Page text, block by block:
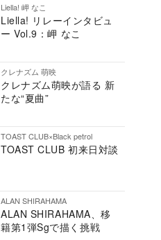
Liella! 岬 なこ
Liella! リレーインタビュ
ー Vol.9：岬 なこ
クレナズム 萌映
クレナズム萌映が語る 新
たな“夏曲”
TOAST CLUB×Black petrol
TOAST CLUB 初来日対談
ALAN SHIRAHAMA
ALAN SHIRAHAMA、移
籍第1弾Sgで描く挑戦